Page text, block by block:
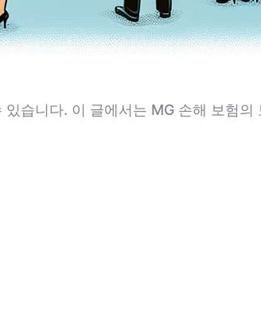
습니다. 이 글에서는 MG 손해 보험의